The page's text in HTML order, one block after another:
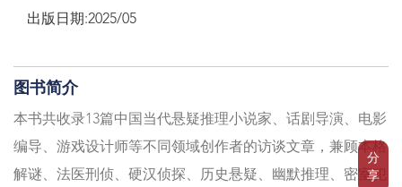
分
享
出版日期:2025/05
图书简介
本书共收录13篇中国当代悬疑推理小说家、话剧导演、电影
编导、游戏设计师等不同领域创作者的访谈文章，兼顾本格
解谜、法医刑侦、硬汉侦探、历史悬疑、幽默推理、密室犯